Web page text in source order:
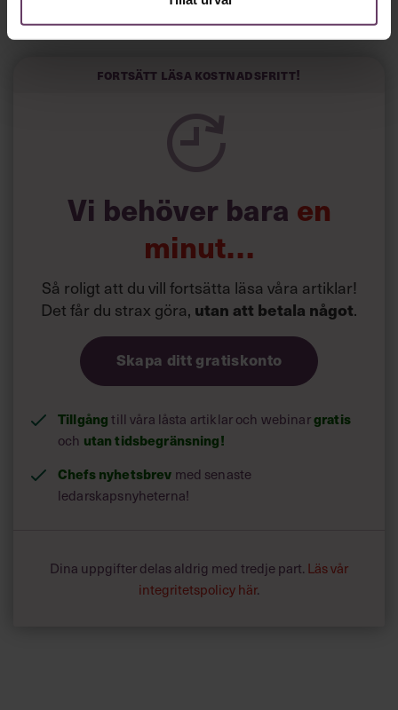
Horwitz har nu utvecklat sitt trick till en affärsidé: appen
Sinceerly som konverterar formellt och minutiöst
kortfattat slarviga vd-stilen.
Fortsätt läsa kostnadsfritt!
Vi behöver bara en
minut…
Så roligt att du vill fortsätta läsa våra artiklar!
Det får du strax göra, utan att betala något.
Skapa ditt gratiskonto
Tillgångtill våra låsta artiklar och webinargratis
och utan tidsbegränsning!
Chefs nyhetsbrev med senaste
ledarskapsnyheterna!
Dina uppgifter delas aldrig med tredje part. Läs vår
integritetspolicy här.